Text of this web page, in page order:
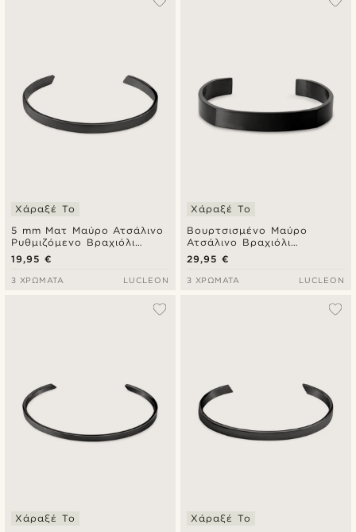
5 mm Ματ Μαύρο Ατσάλινο
Ρυθμιζόμενο Βραχιόλι
Χειροπέδα
Χάραξέ Το
19,95 €
3 ΧΡΏΜΑΤΑ LUCLEON
Βουρτσισμένο Μαύρο
Ατσάλινο Βραχιόλι
Χειροπέδα
Χάραξέ Το
29,95 €
3 ΧΡΏΜΑΤΑ LUCLEON
Χάραξέ Το Χάραξέ Το